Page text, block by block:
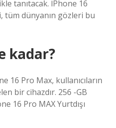
tanıtacak. İPhone 16
tüm dünyanın gözleri bu
kadar?
16 Pro Max, kullanıcıların
bir cihazdır. 256 -GB
16 Pro MAX Yurtdışı